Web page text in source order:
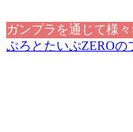
ガンプラを通じて様
ぷろとたいぷZEROの